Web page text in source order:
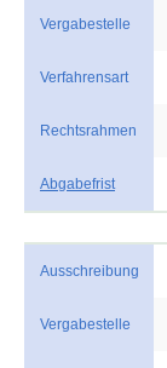
Vergabestelle
Verfahrensart
Rechtsrahmen
Abgabefrist
Ausschreibung
Vergabestelle